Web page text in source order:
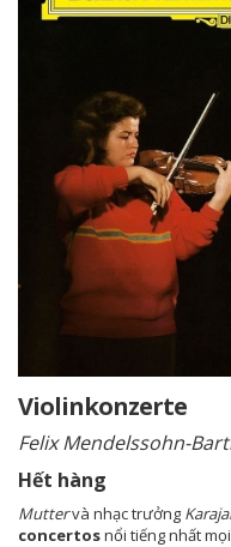
Violinkonzerte
Felix Mendelssohn-
Hết hàng
Muttervà nhạc trưởng
concertosnổi tiếng nhất